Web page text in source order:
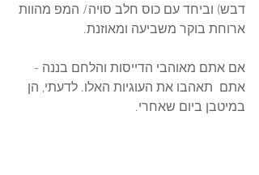
דבש) וביחד עם כוס חלב סויה/ המפ מהוות
ארוחת בוקר משביעה ומאוזנת.
אם אתם מאוהבי הדייסות והלחם בננה -
אתם  תאהבו את העוגיות האלו. לדעתי, הן
במיטבן ביום שאחרי.